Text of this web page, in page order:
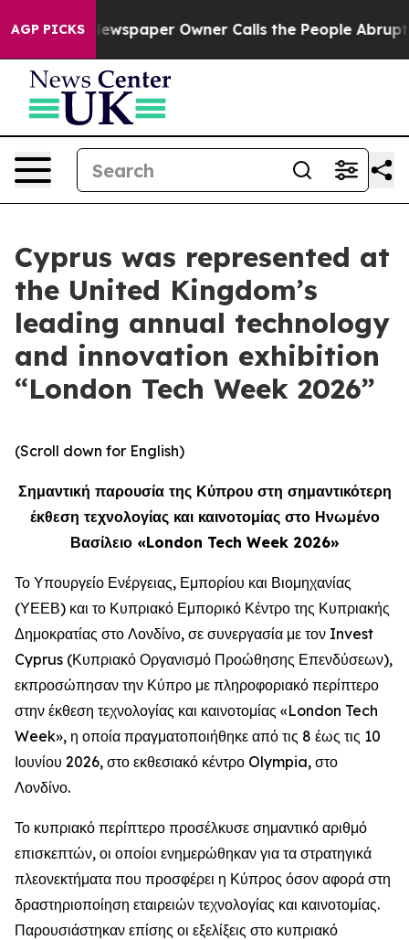
AGP PICKS
Newspaper Owner Calls the People Abruptly
Cyprus was represented at
the United Kingdom’s
leading annual technology
and innovation exhibition
“London Tech Week 2026”
(Scroll down for English)
Σημαντική παρουσία της Κύπρου στη σημαντικότερη
έκθεση τεχνολογίας και καινοτομίας στο Ηνωμένο
Βασίλειο «London Tech Week 2026»
Το Υπουργείο Ενέργειας, Εμπορίου και Βιομηχανίας
(ΥΕΕΒ) και το Κυπριακό Εμπορικό Κέντρο της Κυπριακής
Δημοκρατίας στο Λονδίνο, σε συνεργασία με τον Invest
Cyprus (Κυπριακό Οργανισμό Προώθησης Επενδύσεων),
εκπροσώπησαν την Κύπρο με πληροφοριακό περίπτερο
στην έκθεση τεχνολογίας και καινοτομίας «London Tech
Week», η οποία πραγματοποιήθηκε από τις 8 έως τις 10
Ιουνίου 2026, στο εκθεσιακό κέντρο Olympia, στο
Λονδίνο.
Το κυπριακό περίπτερο προσέλκυσε σημαντικό αριθμό
επισκεπτών, οι οποίοι ενημερώθηκαν για τα στρατηγικά
πλεονεκτήματα που προσφέρει η Κύπρος όσον αφορά στη
δραστηριοποίηση εταιρειών τεχνολογίας και καινοτομίας.
Παρουσιάστηκαν επίσης οι εξελίξεις στο κυπριακό